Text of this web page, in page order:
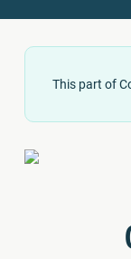
This part of